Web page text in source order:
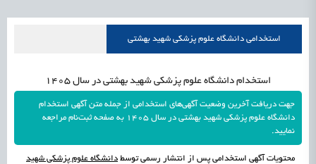
علمی
1405/05/15 اشتغال و کارآفرینی رسیدن مجوز ایجاد «سندباکس» به نهادهای توسعه‌ای و صنفی
استخدامی دانشگاه علوم پزشکی شهید بهشتی
استخدام دانشگاه علوم پزشکی شهید بهشتی در سال 1405
جهت دریافت آخرین وضعیت آگهی‌های استخدامی از جمله متن آگهی استخدام
دانشگاه علوم پزشکی شهید بهشتی در سال 1405 به صفحه ثبت‌نام مراجعه
نمایید.
محتویات آگهی استخدامی پس از انتشار رسمی توسط دانشگاه علوم پزشکی شهید